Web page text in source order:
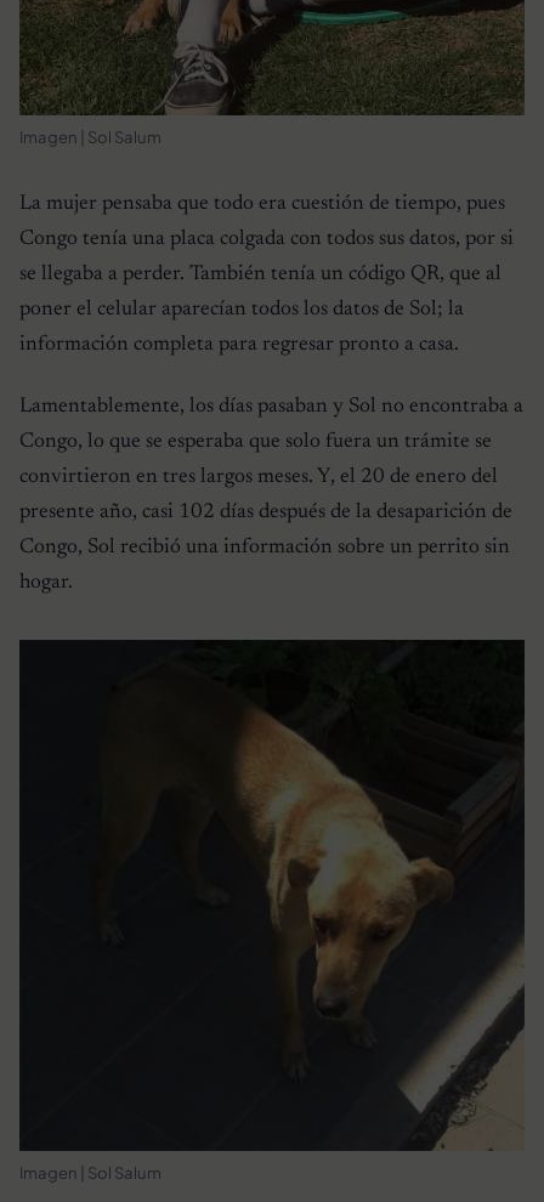
Imagen | Sol Salum
La mujer pensaba que todo era cuestión de tiempo, pues
Congo tenía una placa colgada con todos sus datos, por si
se llegaba a perder. También tenía un código QR, que al
poner el celular aparecían todos los datos de Sol; la
información completa para regresar pronto a casa.
Lamentablemente, los días pasaban y Sol no encontraba a
Congo, lo que se esperaba que solo fuera un trámite se
convirtieron en tres largos meses. Y, el 20 de enero del
presente año, casi 102 días después de la desaparición de
Congo, Sol recibió una información sobre un perrito sin
hogar.
Imagen | Sol Salum